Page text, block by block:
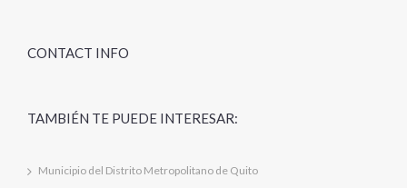
CONTACT INFO
TAMBIÉN TE PUEDE INTERESAR:
Municipio del Distrito Metropolitano de Quito